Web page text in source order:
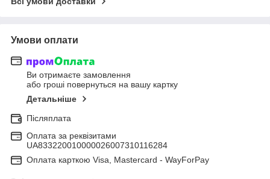
Умови оплати
Ви отримаєте замовлення
або гроші повернуться на вашу картку
Детальніше
Післяплата
Оплата за реквізитами
UA833220010000026007310116284
Оплата карткою Visa, Mastercard - WayForPay